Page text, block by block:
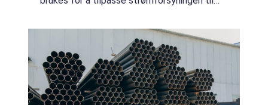
helt avgjørende for sikker ...